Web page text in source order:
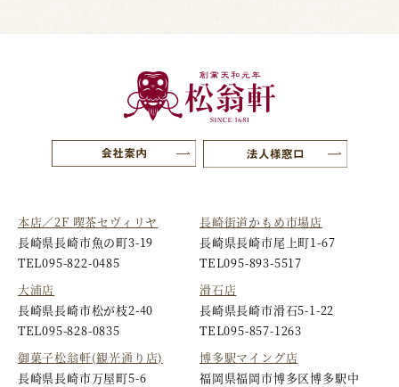
本店／2F 喫茶セヴィリヤ
長崎県長崎市魚の町3-19
TEL095-822-0485
大浦店
長崎県長崎市松が枝2-40
TEL095-828-0835
御菓子松翁軒(観光通り店)
長崎県長崎市万屋町5-6
長崎街道かもめ市場店
長崎県長崎市尾上町1-67
TEL095-893-5517
滑石店
長崎県長崎市滑石5-1-22
TEL095-857-1263
博多駅マイング店
福岡県福岡市博多区博多駅中